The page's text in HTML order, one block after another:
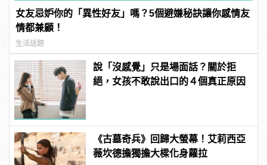
女友忌妒你的「異性好友」嗎？5個避嫌秘訣讓你感情友
情都兼顧！
生活話題
說「沒感覺」只是場面話？關於拒
絕，女孩不敢說出口的４個真正原因
《古墓奇兵》回歸大螢幕！艾莉西亞
薇坎德擔獨擔大樑化身蘿拉